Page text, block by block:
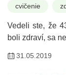
cvičenie
Vedeli ste, že
boli zdraví, sa
31.05.2019